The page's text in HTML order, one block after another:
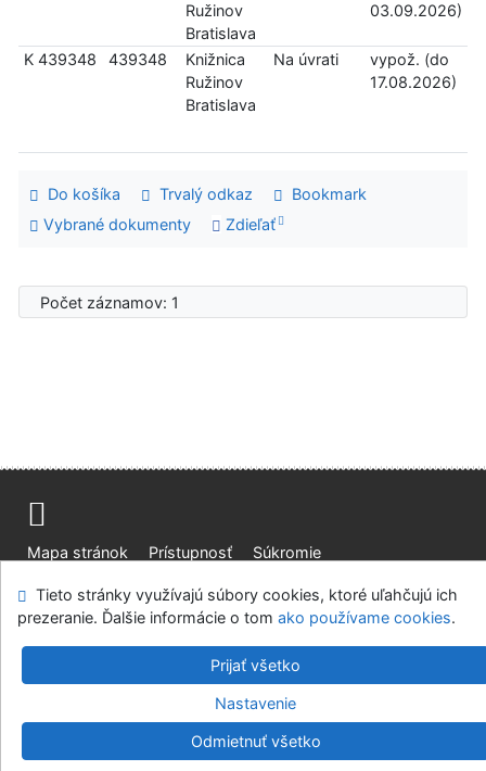
Ružinov
Bratislava
03.09.2026)
K 439348 439348
Knižnica
Ružinov
Bratislava
Na úvrati
vypož. (do
17.08.2026)
Do košíka Trvalý odkaz
Bookmark
Vybrané dokumenty
Zdieľať
Počet záznamov: 1
Mapa stránok Prístupnosť
Súkromie
v.4.8.63a-Cosmotron Slovakia, s.r.o.
Tieto stránky využívajú súbory cookies, ktoré uľahčujú ich
prezeranie. Ďalšie informácie o tom ako používame cookies.
Prijať všetko
Nastavenie
Odmietnuť všetko